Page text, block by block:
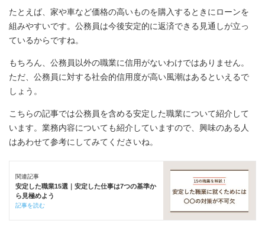
たとえば、家や車など価格の高いものを購入するときにローンを
組みやすいです。公務員は今後安定的に返済できる見通しが立っ
ているからですね。
もちろん、公務員以外の職業に信用がないわけではありません。
ただ、公務員に対する社会的信用度が高い風潮はあるといえるで
しょう。
こちらの記事では公務員を含める安定した職業について紹介して
います。業務内容についても紹介していますので、興味のある人
はあわせて参考にしてみてくださいね。
関連記事
安定した職業15選｜安定した仕事は7つの基準か
ら見極めよう
記事を読む